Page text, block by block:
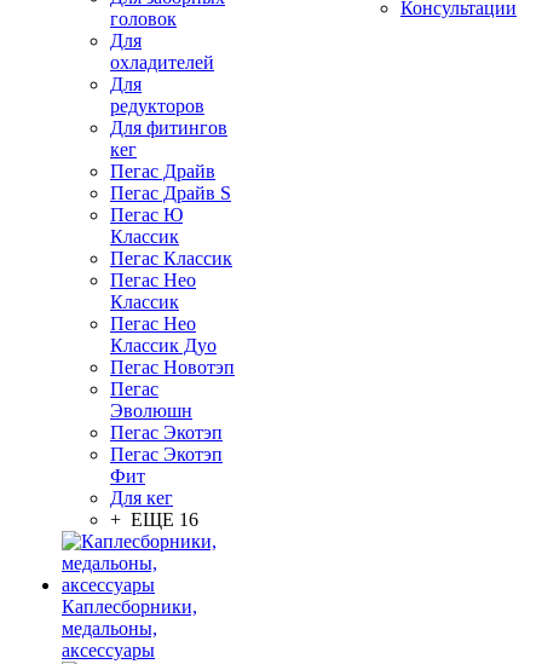
головок
Для
охладителей
Для
редукторов
Для фитингов
кег
Пегас Драйв
Пегас Драйв S
Пегас Ю
Классик
Пегас Классик
Пегас Нео
Классик
Пегас Нео
Классик Дуо
Пегас Новотэп
Пегас
Эволюшн
Пегас Экотэп
Пегас Экотэп
Фит
Для кег
+ ЕЩЕ 16
Каплесборники,
медальоны,
аксессуары
Консультации